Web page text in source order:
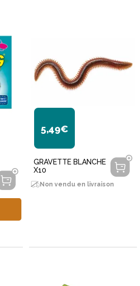
5,49€
GRAVETTE BLANCHE
X10
Non vendu en livraison